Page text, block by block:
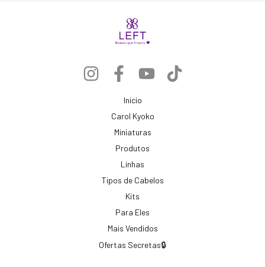
Início
Carol Kyoko
Miniaturas
Produtos
Linhas
Tipos de Cabelos
Kits
Para Eles
Mais Vendidos
Ofertas Secretas🔒